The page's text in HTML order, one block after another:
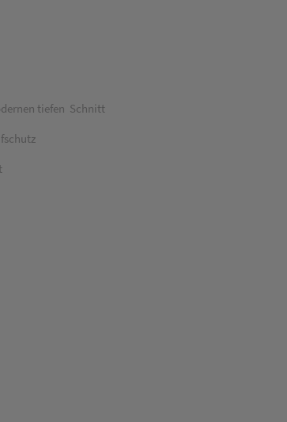
tiefen Schnitt